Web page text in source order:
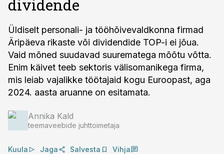
dividende
Üldiselt personali- ja tööhõivevaldkonna firmad
Äripäeva rikaste või dividendide TOP-i ei jõua.
Vaid mõned suudavad suurematega mõõtu võtta.
Enim käivet teeb sektoris välisomanikega firma,
mis leiab vajalikke töötajaid kogu Euroopast, aga
2024. aasta aruanne on esitamata.
Annika Kald
teemaveebide juhttoimetaja
Kuula Jaga Salvesta Vihja